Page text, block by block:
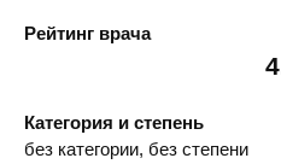
Рейтинг врача
Категория и степень
без категории, без степени